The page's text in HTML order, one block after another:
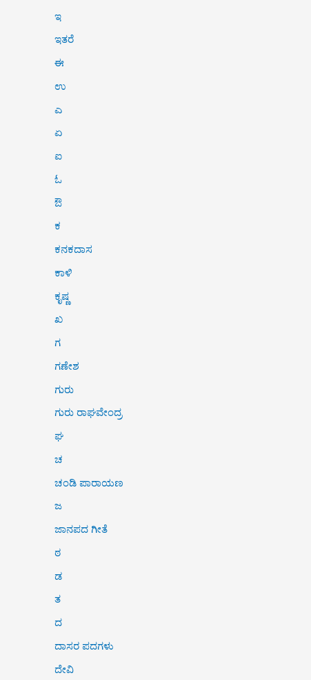
ಇ
ಇತರೆ
ಈ
ಉ
ಎ
ಏ
ಐ
ಓ
ಔ
ಕ
ಕನಕದಾಸ
ಕಾಳಿ
ಕೃಷ್ಣ
ಖ
ಗ
ಗಣೇಶ
ಗುರು
ಗುರು ರಾಘವೇಂದ್ರ
ಘ
ಚ
ಚಂಡಿ ಪಾರಾಯಣ
ಜ
ಜಾನಪದ ಗೀತೆ
ಠ
ಡ
ತ
ದ
ದಾಸರ ಪದಗಳು
ದೇವಿ